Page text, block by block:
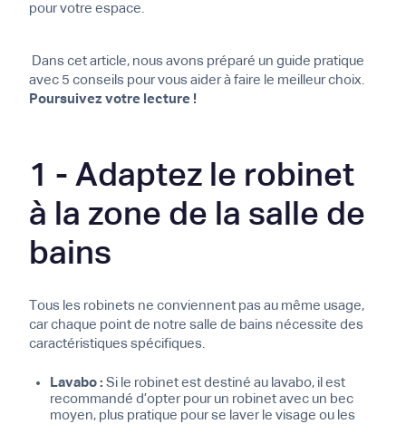
pour votre espace.
Dans cet article, nous avons préparé un guide pratique
avec 5 conseils pour vous aider à faire le meilleur choix.
Poursuivez votre lecture !
1 - Adaptez le robinet
à la zone de la salle de
bains
Tous les robinets ne conviennent pas au même usage,
car chaque point de notre salle de bains nécessite des
caractéristiques spécifiques.
Lavabo : Si le robinet est destiné au lavabo, il est
recommandé d’opter pour un robinet avec un bec
moyen, plus pratique pour se laver le visage ou les